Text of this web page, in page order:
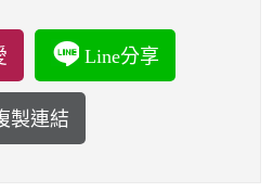
Line分享
製連結